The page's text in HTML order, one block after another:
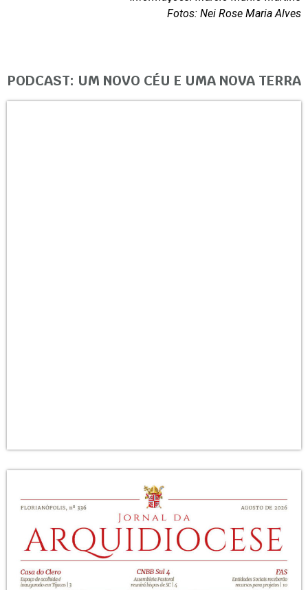
Fotos: Nei Rose Maria Alves
PODCAST: UM NOVO CÉU E UMA NOVA TERRA